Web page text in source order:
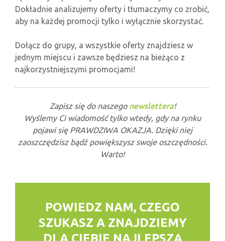
Dokładnie analizujemy oferty i tłumaczymy co zrobić,
aby na każdej promocji tylko i wyłącznie skorzystać.
Dołącz do grupy, a wszystkie oferty znajdziesz w
jednym miejscu i zawsze będziesz na bieżąco z
najkorzystniejszymi promocjami!
Zapisz się do naszego newslettera!
Wyślemy Ci wiadomość tylko wtedy, gdy na rynku
pojawi się PRAWDZIWA OKAZJA. Dzięki niej
zaoszczędzisz bądź powiększysz swoje oszczędności.
Warto!
POWIEDZ NAM, CZEGO
SZUKASZ A ZNAJDZIEMY